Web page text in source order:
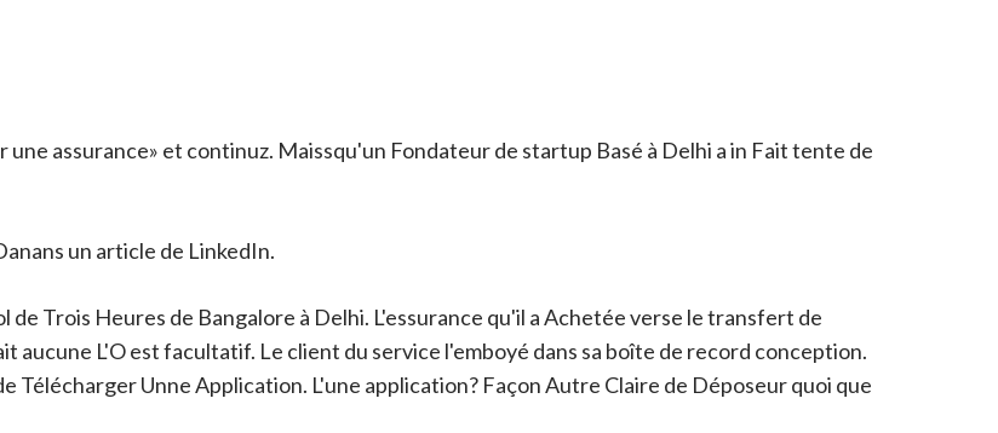
une assurance» et continuz. Maissqu'un Fondateur de startup Basé à Delhi a in Fait tente de
un article de LinkedIn.
de Trois Heures de Bangalore à Delhi. L'essurance qu'il a Achetée verse le transfert de
aucune L'O est facultatif. Le client du service l'emboyé dans sa boîte de record conception.
Télécharger Unne Application. L'une application? Façon Autre Claire de Déposeur quoi que